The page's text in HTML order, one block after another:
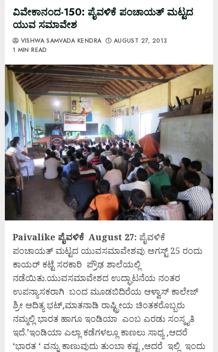
ವಿವೇಕಾನಂದ-150: ಪೈವಳಿಕೆ ಪಂಚಾಯತ್ ಮಟ್ಟದ
ಯುವ ಸಮಾವೇಶ
VISHWA SAMVADA KENDRA
AUGUST 27, 2013
1 MIN READ
Paivalike ಪೈವಳಿಕೆ August 27: ಪೈವಳಿಕೆ
ಪಂಚಾಯತ್ ಮಟ್ಟದ ಯುವಸಮಾವೇಶವು ಅಗಸ್ಟ್ 25 ರಂದು
ಕಾಯರ್ ಕಟ್ಟೆ ಸರಕಾರಿ ಪ್ರೌಢ ಶಾಲೆಯಲ್ಲಿ
ನಡೆಯಿತು.ಯುವಸಮಾವೇಶದ ಉದ್ಘಾಟನೆಯ ನಂತರ
ಉಪನ್ಯಾಸಕರಾಗಿ ಬಂದ ಮೂಡಬಿದಿರೆಯ ಆಳ್ವಾಸ್ ಕಾಲೇಜ್
ಶ್ರೀ ಆದಿತ್ಯ ಭಟ್,ಮಾತನಾಡಿ ರಾಷ್ಟ್ರೀಯ ಚಿಂತಕರೊಬ್ಬರು
ನಮ್ಮಲ್ಲಿ ಭಾರತ ಹಾಗೂ ಇಂಡಿಯಾ ಎಂಬ ಎರಡು ಸಂಸ್ಕೃತಿ
ಇದೆ.’ಇಂಡಿಯಾ ಎಲ್ಲಾ ಕಡೆಗಳಲ್ಲೂ ಕಾಣಲು ಸಾಧ್ಯ ,ಆದರೆ
‘ಭಾರತ ‘ ವನ್ನು ಕಾಣುವುದು ತುಂಬಾ ಕಷ್ಟ ,ಆದರೆ ಇಲ್ಲಿ ಇಂದು